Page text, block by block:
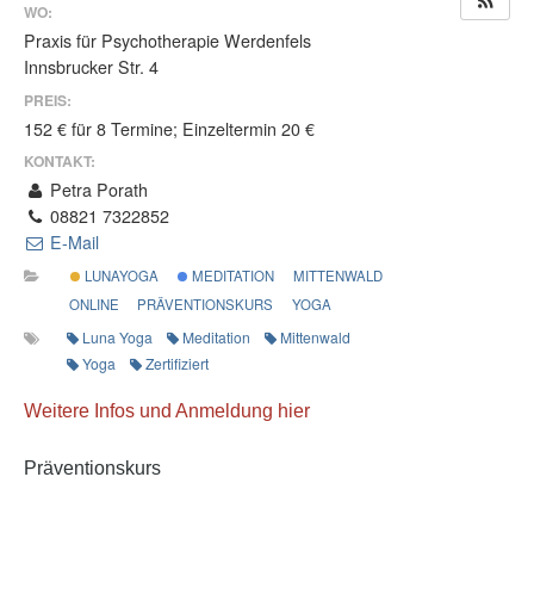
WO:
Praxis für Psychotherapie Werdenfels
Innsbrucker Str. 4
PREIS:
152 € für 8 Termine; Einzeltermin 20 €
KONTAKT:
Petra Porath
08821 7322852
E-Mail
LUNAYOGA MEDITATION
MITTENWALD
ONLINE
PRÄVENTIONSKURS YOGA
Luna Yoga Meditation
Mittenwald
Yoga
Zertifiziert
Weitere Infos und Anmeldung hier
Präventionskurs